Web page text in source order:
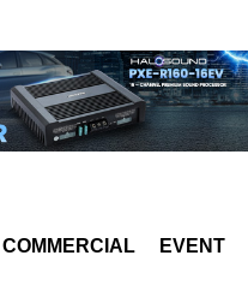
COMMERCIAL EVENT